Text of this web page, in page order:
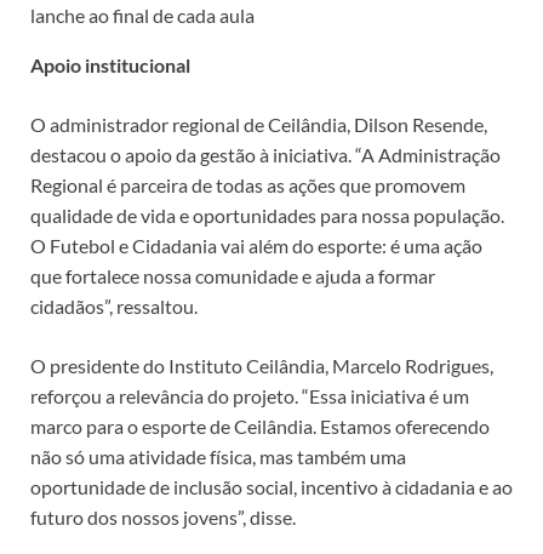
lanche ao final de cada aula
Apoio institucional
O administrador regional de Ceilândia, Dilson Resende,
destacou o apoio da gestão à iniciativa. “A Administração
Regional é parceira de todas as ações que promovem
qualidade de vida e oportunidades para nossa população.
O Futebol e Cidadania vai além do esporte: é uma ação
que fortalece nossa comunidade e ajuda a formar
cidadãos”, ressaltou.
O presidente do Instituto Ceilândia, Marcelo Rodrigues,
reforçou a relevância do projeto. “Essa iniciativa é um
marco para o esporte de Ceilândia. Estamos oferecendo
não só uma atividade física, mas também uma
oportunidade de inclusão social, incentivo à cidadania e ao
futuro dos nossos jovens”, disse.